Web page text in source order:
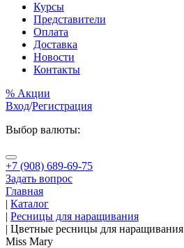
Курсы
Представители
Оплата
Доставка
Новости
Контакты
% Акции
Вход/Регистрация
Выбор валюты:
+7 (908) 689-69-75
Задать вопрос
Главная
| Каталог
| Ресницы для наращивания
| Цветные ресницы для наращивания
Miss Mary